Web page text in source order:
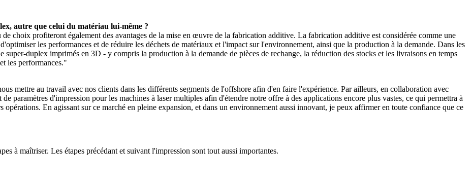
autre que celui du matériau lui-même ?
choix profiteront également des avantages de la mise en œuvre de la fabrication additive. La fabrication additive est considérée comme une
les performances et de réduire les déchets de matériaux et l'impact sur l'environnement, ainsi que la production à la demande. Dans les
duplex imprimés en 3D - y compris la production à la demande de pièces de rechange, la réduction des stocks et les livraisons en temps
les performances."
mettre au travail avec nos clients dans les différents segments de l'offshore afin d'en faire l'expérience. Par ailleurs, en collaboration avec
paramètres d'impression pour les machines à laser multiples afin d'étendre notre offre à des applications encore plus vastes, ce qui permettra à
En agissant sur ce marché en pleine expansion, et dans un environnement aussi innovant, je peux affirmer en toute confiance que ce
à maîtriser. Les étapes précédant et suivant l'impression sont tout aussi importantes.